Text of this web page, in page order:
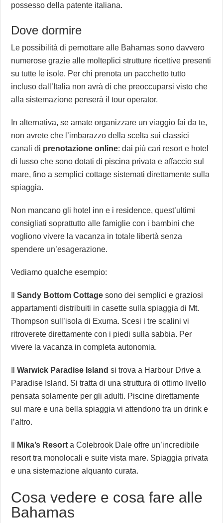
possesso della patente italiana.
Dove dormire
Le possibilità di pernottare alle Bahamas sono davvero
numerose grazie alle molteplici strutture ricettive presenti
su tutte le isole. Per chi prenota un pacchetto tutto
incluso dall’Italia non avrà di che preoccuparsi visto che
alla sistemazione penserà il tour operator.
In alternativa, se amate organizzare un viaggio fai da te,
non avrete che l’imbarazzo della scelta sui classici
canali di prenotazione online: dai più cari resort e hotel
di lusso che sono dotati di piscina privata e affaccio sul
mare, fino a semplici cottage sistemati direttamente sulla
spiaggia.
Non mancano gli hotel inn e i residence, quest’ultimi
consigliati soprattutto alle famiglie con i bambini che
vogliono vivere la vacanza in totale libertà senza
spendere un’esagerazione.
Vediamo qualche esempio:
IlSandy Bottom Cottage sono dei semplici e graziosi
appartamenti distribuiti in casette sulla spiaggia di Mt.
Thompson sull’isola di Exuma. Scesi i tre scalini vi
ritroverete direttamente con i piedi sulla sabbia. Per
vivere la vacanza in completa autonomia.
IlWarwick Paradise Island si trova a Harbour Drive a
Paradise Island. Si tratta di una struttura di ottimo livello
pensata solamente per gli adulti. Piscine direttamente
sul mare e una bella spiaggia vi attendono tra un drink e
l’altro.
Mika’s Resort a Colebrook Dale offre un’incredibile
resort tra monolocali e suite vista mare. Spiaggia privata
e una sistemazione alquanto curata.
Cosa vedere e cosa fare alle
Bahamas